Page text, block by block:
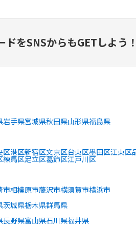
ドをSNSからもGETしよう
岩手県宮城県秋田県山形県福島県
区港区新宿区文京区台東区墨田区江東区
練馬区足立区葛飾区江戸川区
市相模原市藤沢市横須賀市横浜市
茨城県栃木県群馬県
長野県富山県石川県福井県